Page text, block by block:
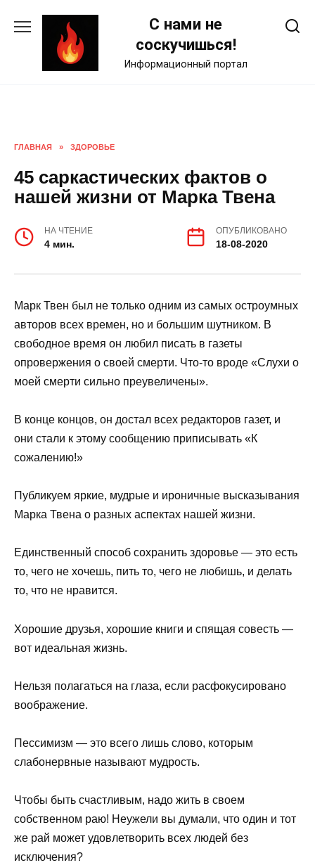
С нами не
соскучишься!
Информационный портал
ГЛАВНАЯ » ЗДОРОВЬЕ
45 саркастических фактов о
нашей жизни от Марка Твена
НА ЧТЕНИЕ
4 мин.
ОПУБЛИКОВАНО
18-08-2020
Марк Твен был не только одним из самых остроумных
авторов всех времен, но и большим шутником. В
свободное время он любил писать в газеты
опровержения о своей смерти. Что-то вроде «Слухи о
моей смерти сильно преувеличены».
В конце концов, он достал всех редакторов газет, и
они стали к этому сообщению приписывать «К
сожалению!»
Публикуем яркие, мудрые и ироничные высказывания
Марка Твена о разных аспектах нашей жизни.
Единственный способ сохранить здоровье — это есть
то, чего не хочешь, пить то, чего не любишь, и делать
то, что не нравится.
Хорошие друзья, хорошие книги и спящая совесть —
вот идеальная жизнь.
Нельзя полагаться на глаза, если расфокусировано
воображение.
Пессимизм — это всего лишь слово, которым
слабонервные называют мудрость.
Чтобы быть счастливым, надо жить в своем
собственном раю! Неужели вы думали, что один и тот
же рай может удовлетворить всех людей без
исключения?